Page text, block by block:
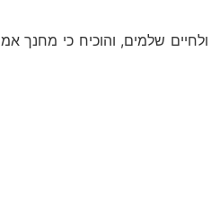
שלמים, והוכיח כי מחנך